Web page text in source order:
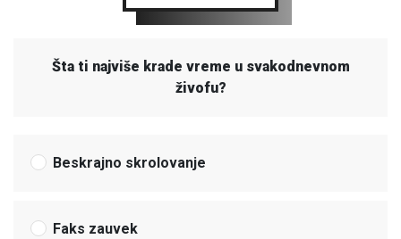
Šta ti najviše krade vreme u svakodnevnom
živofu?
Beskrajno skrolovanje
Faks zauvek